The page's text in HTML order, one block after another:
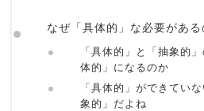
なぜ「具体的」な必要がある
「具体的」と「抽象的
体的」になるのか
「具体的」ができてい
象的」だよね